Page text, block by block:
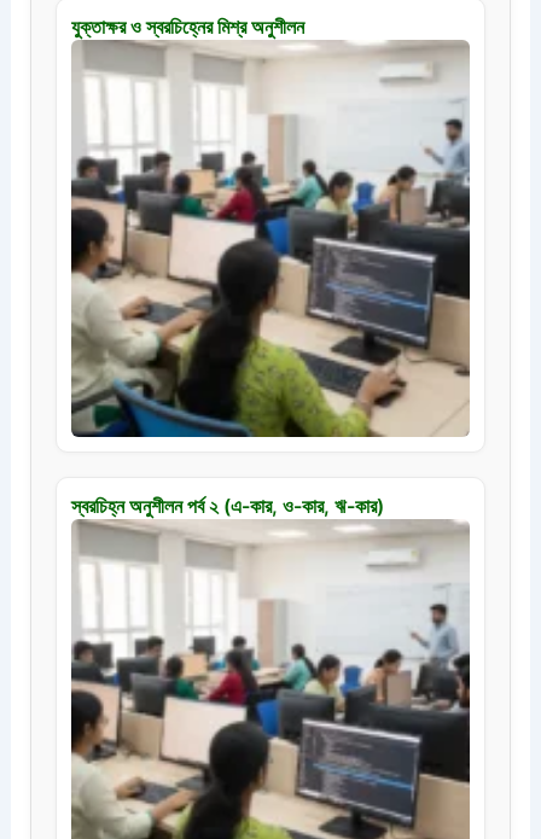
যুক্তাক্ষর ও স্বরচিহ্নের মিশ্র অনুশীলন
স্বরচিহ্ন অনুশীলন পর্ব ২ (এ-কার, ও-কার, ঋ-কার)